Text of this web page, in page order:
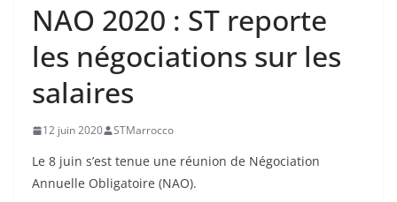
NAO 2020 : ST reporte
les négociations sur les
salaires
12 juin 2020 STMarrocco
Le 8 juin s’est tenue une réunion de Négociation
Annuelle Obligatoire (NAO).